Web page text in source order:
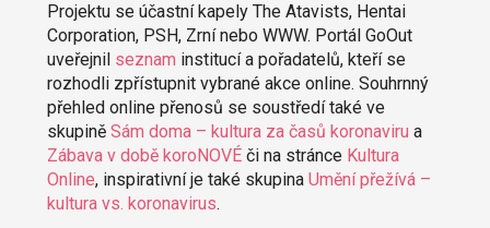
Projektu se účastní kapely The Atavists, Hentai
Corporation, PSH, Zrní nebo WWW. Portál GoOut
uveřejnil seznam institucí a pořadatelů, kteří se
rozhodli zpřístupnit vybrané akce online. Souhrnný
přehled online přenosů se soustředí také ve
skupině Sám doma – kultura za časů koronaviru a
Zábava v době koroNOVÉči na stránce Kultura
Online, inspirativní je také skupina Umění přežívá –
kultura vs. koronavirus.